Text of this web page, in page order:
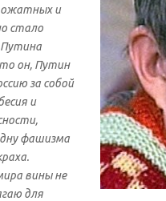
и
стало
Путина
он, Путин
за собой
и
фашизма
вины не
для